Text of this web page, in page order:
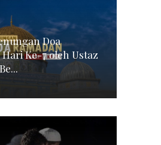
Doa
Ke-7 oleh Ustaz